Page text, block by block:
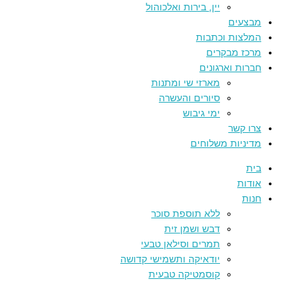
יין, בירות ואלכוהול
מבצעים
המלצות וכתבות
מרכז מבקרים
חברות וארגונים
מארזי שי ומתנות
סיורים והעשרה
ימי גיבוש
צרו קשר
מדיניות משלוחים
בית
אודות
חנות
ללא תוספת סוכר
דבש ושמן זית
תמרים וסילאן טבעי
יודאיקה ותשמישי קדושה
קוסמטיקה טבעית